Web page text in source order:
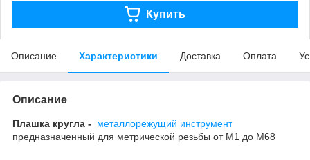
Купить
Описание Характеристики Доставка Оплата
Описание
Плашка кругла -
металлорежущий инструмент
предназначенный для метрической резьбы от М1 до М68